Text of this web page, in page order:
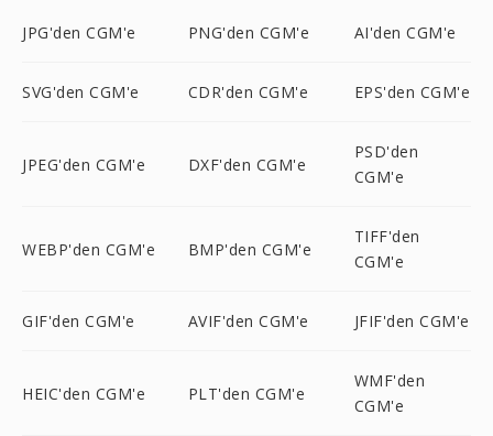
JPG'den CGM'e PNG'den CGM'e AI'den CGM'e
SVG'den CGM'e CDR'den CGM'e EPS'den CGM'e
JPEG'den CGM'e DXF'den CGM'e
PSD'den
CGM'e
WEBP'den CGM'e BMP'den CGM'e
TIFF'den
CGM'e
GIF'den CGM'e AVIF'den CGM'e JFIF'den CGM'e
HEIC'den CGM'e PLT'den CGM'e
WMF'den
CGM'e